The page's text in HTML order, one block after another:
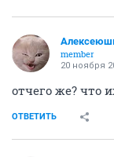
member
20 ноября
отчего же? что
ОТВЕТИТЬ